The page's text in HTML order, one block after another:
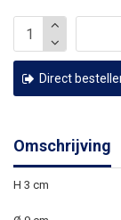
Direct
Omschrijving
H 3 cm